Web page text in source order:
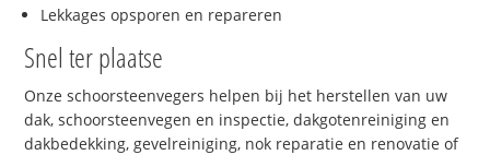
Lekkages opsporen en repareren
Snel ter plaatse
Onze schoorsteenvegers helpen bij het herstellen van uw
dak, schoorsteenvegen en inspectie, dakgotenreiniging en
dakbedekking, gevelreiniging, nok reparatie en renovatie of